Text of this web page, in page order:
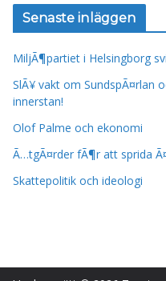
Senaste inläggen
MiljÃ¶partiet i Helsingborg
SlÃ¥ vakt om SundspÃ¤rlan
innerstan!
Olof Palme och ekonomi
Ã…tgÃ¤rder fÃ¶r att sprida
Skattepolitik och ideologi